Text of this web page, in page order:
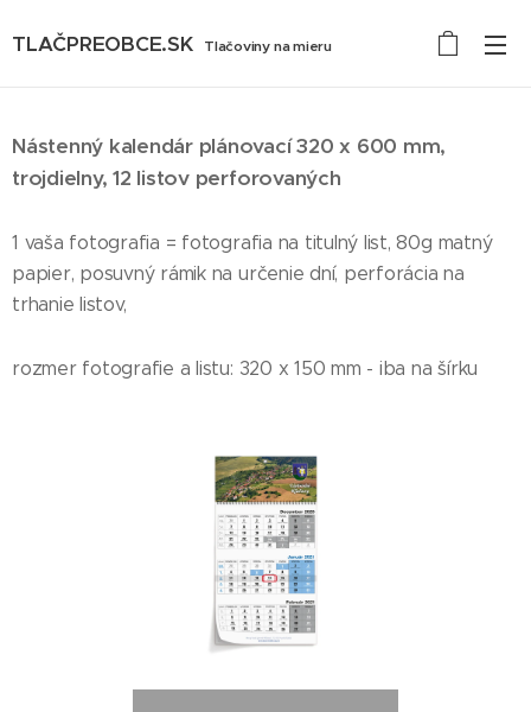
TLAČPREOBCE.SK Tlačoviny na mieru
Nástenný kalendár plánovací 320 x 600 mm,
trojdielny,12 listov perforovaných
1 vaša fotografia = fotografia na titulný list, 80g matný
papier, posuvný rámik na určenie dní, perforácia na
trhanie listov,
rozmer fotografie a listu: 320 x 150 mm - iba na šírku